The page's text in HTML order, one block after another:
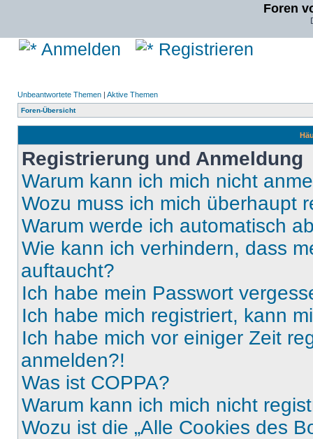
Foren
Anmelden Registrieren
Unbeantwortete Themen | Aktive Themen
Foren-Übersicht
Registrierung und Anmeldung
Warum kann ich mich nicht
Wozu muss ich mich überhaupt
Warum werde ich automatisch
Wie kann ich verhindern, dass
auftaucht?
Ich habe mein Passwort
Ich habe mich registriert, kann
Ich habe mich vor einiger Zeit
anmelden?!
Was ist COPPA?
Warum kann ich mich nicht
Wozu ist die „Alle Cookies des